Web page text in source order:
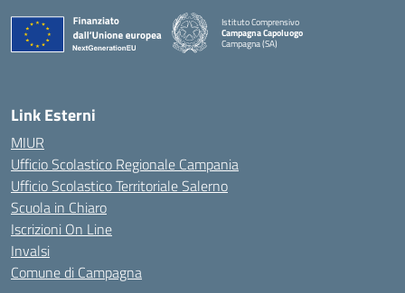
Istituto Comprensivo
Campagna Capoluogo
Campagna (SA)
Link Esterni
MIUR
Ufficio Scolastico Regionale Campania
Ufficio Scolastico Territoriale Salerno
Scuola in Chiaro
Iscrizioni On Line
Invalsi
Comune di Campagna